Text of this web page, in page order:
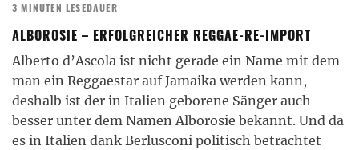
3 MINUTEN LESEDAUER
ALBOROSIE – ERFOLGREICHER REGGAE-RE-IMPORT
Alberto d’Ascola ist nicht gerade ein Name mit dem
man ein Reggaestar auf Jamaika werden kann,
deshalb ist der in Italien geborene Sänger auch
besser unter dem Namen Alborosie bekannt. Und da
es in Italien dank Berlusconi politisch betrachtet